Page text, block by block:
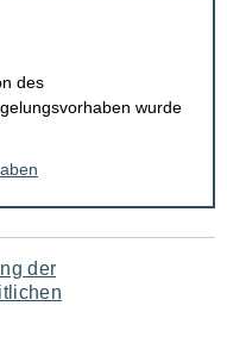
des
wurde
der